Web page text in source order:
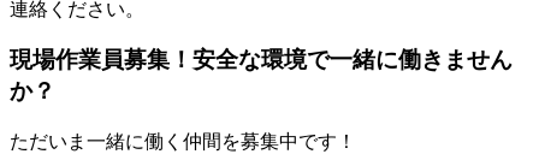
連絡ください。
現場作業員募集！安全な環境で一緒に働きません
か？
ただいま一緒に働く仲間を募集中です！